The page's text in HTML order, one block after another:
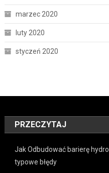
marzec 2020
luty 2020
styczeń 2020
PRZECZYTAJ
Jak Odbudować barierę
typowe błędy